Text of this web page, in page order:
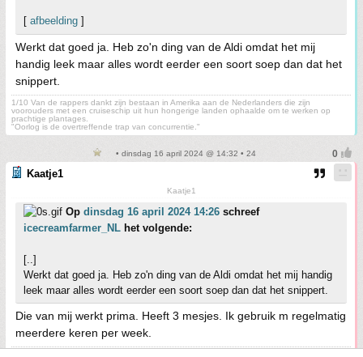
[ afbeelding ]
Werkt dat goed ja. Heb zo'n ding van de Aldi omdat het mij
handig leek maar alles wordt eerder een soort soep dan dat het
snippert.
1/10 Van de rappers dankt zijn bestaan in Amerika aan de Nederlanders die zijn
voorouders met een cruiseschip uit hun hongerige landen ophaalde om te werken op
prachtige plantages.
"Oorlog is de overtreffende trap van concurrentie."
• dinsdag 16 april 2024 @ 14:32 • 24
Kaatje1
Kaatje1
Op dinsdag 16 april 2024 14:26 schreef
icecreamfarmer_NL het volgende:
[..]
Werkt dat goed ja. Heb zo'n ding van de Aldi omdat het mij handig
leek maar alles wordt eerder een soort soep dan dat het snippert.
Die van mij werkt prima. Heeft 3 mesjes. Ik gebruik m regelmatig
meerdere keren per week.